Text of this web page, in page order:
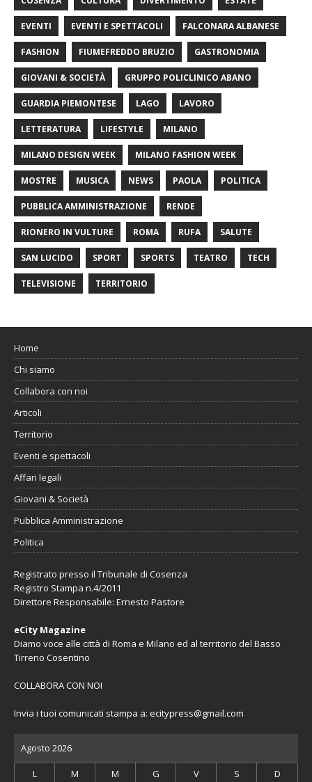
EVENTI EVENTI E SPETTACOLI FALCONARA ALBANESE
FASHION FIUMEFREDDO BRUZIO GASTRONOMIA
GIOVANI & SOCIETÀ GRUPPO POLICLINICO ABANO
GUARDIA PIEMONTESE LAGO LAVORO
LETTERATURA LIFESTYLE MILANO
MILANO DESIGN WEEK MILANO FASHION WEEK
MOSTRE MUSICA NEWS PAOLA POLITICA
PUBBLICA AMMINISTRAZIONE RENDE
RIONERO IN VULTURE ROMA RUFA SALUTE
SAN LUCIDO SPORT SPORTS TEATRO TECH
TELEVISIONE TERRITORIO
Home
Chi siamo
Collabora con noi
Articoli
Territorio
Eventi e spettacoli
Affari legali
Giovani & Società
Pubblica Amministrazione
Politica
Registrato presso il Tribunale di Cosenza
Registro Stampa n.4/2011
Direttore Responsabile: Ernesto Pastore
eCity Magazine
Diamo voce alle città di Roma e Milano ed al territorio del Basso
Tirreno Cosentino
COLLABORA CON NOI
Invia i tuoi comunicati stampa a: ecitypress@gmail.com
Agosto 2026
L M M G V S D